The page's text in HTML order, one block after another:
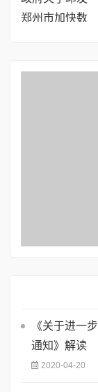
《关于进一
通知》解读
2020-04-20